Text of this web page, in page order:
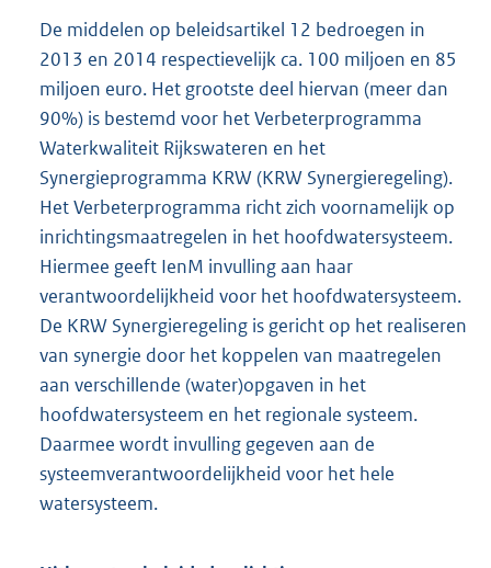
De middelen op beleidsartikel 12 bedroegen in
2013 en 2014 respectievelijk ca. 100 miljoen en 85
miljoen euro. Het grootste deel hiervan (meer dan
90%) is bestemd voor het Verbeterprogramma
Waterkwaliteit Rijkswateren en het
Synergieprogramma KRW (KRW Synergieregeling).
Het Verbeterprogramma richt zich voornamelijk op
inrichtingsmaatregelen in het hoofdwatersysteem.
Hiermee geeft IenM invulling aan haar
verantwoordelijkheid voor het hoofdwatersysteem.
De KRW Synergieregeling is gericht op het realiseren
van synergie door het koppelen van maatregelen
aan verschillende (water)opgaven in het
hoofdwatersysteem en het regionale systeem.
Daarmee wordt invulling gegeven aan de
systeemverantwoordelijkheid voor het hele
watersysteem.